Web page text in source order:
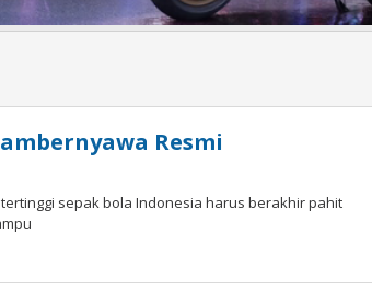
Resmi
sepak bola Indonesia harus berakhir pahit